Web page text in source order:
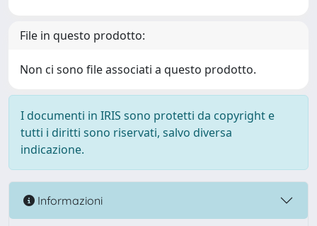
File in questo prodotto:
Non ci sono file associati a questo prodotto.
I documenti in IRIS sono protetti da copyright e
tutti i diritti sono riservati, salvo diversa
indicazione.
Informazioni